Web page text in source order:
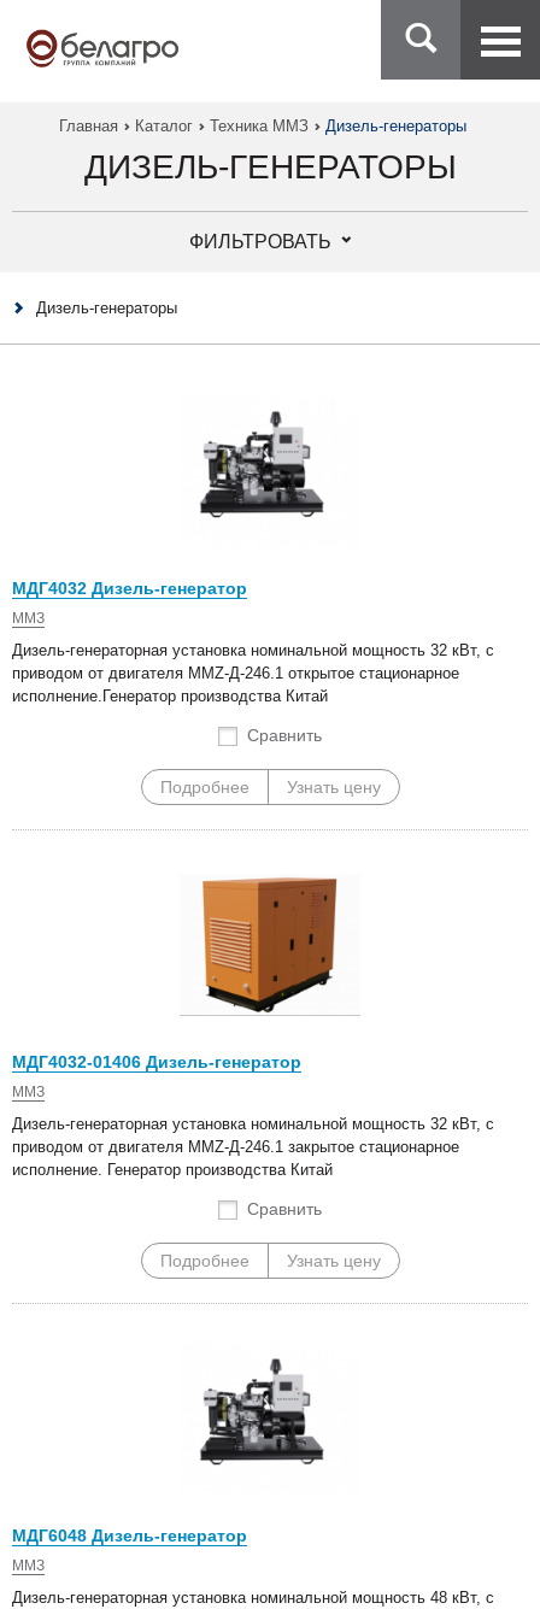
Главная Каталог Техника ММЗ Дизель-генераторы
ДИЗЕЛЬ-ГЕНЕРАТОРЫ
ФИЛЬТРОВАТЬ
Дизель-генераторы
МДГ4032 Дизель-генератор
ММЗ
Дизель-генераторная установка номинальной мощность 32 кВт, с
приводом от двигателя MMZ-Д-246.1 открытое стационарное
исполнение.Генератор производства Китай
Сравнить
Подробнее Узнать цену
МДГ4032-01406 Дизель-генератор
ММЗ
Дизель-генераторная установка номинальной мощность 32 кВт, с
приводом от двигателя MMZ-Д-246.1 закрытое стационарное
исполнение. Генератор производства Китай
Сравнить
Подробнее Узнать цену
МДГ6048 Дизель-генератор
ММЗ
Дизель-генераторная установка номинальной мощность 48 кВт, с